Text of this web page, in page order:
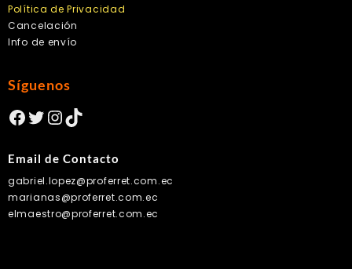
Política de Privacidad
Cancelación
Info de envío
Síguenos
Facebook
Twitter
Instagram
TikTok
Email de Contacto
gabriel.lopez@proferret.com.ec
marianas@proferret.com.ec
elmaestro@proferret.com.ec